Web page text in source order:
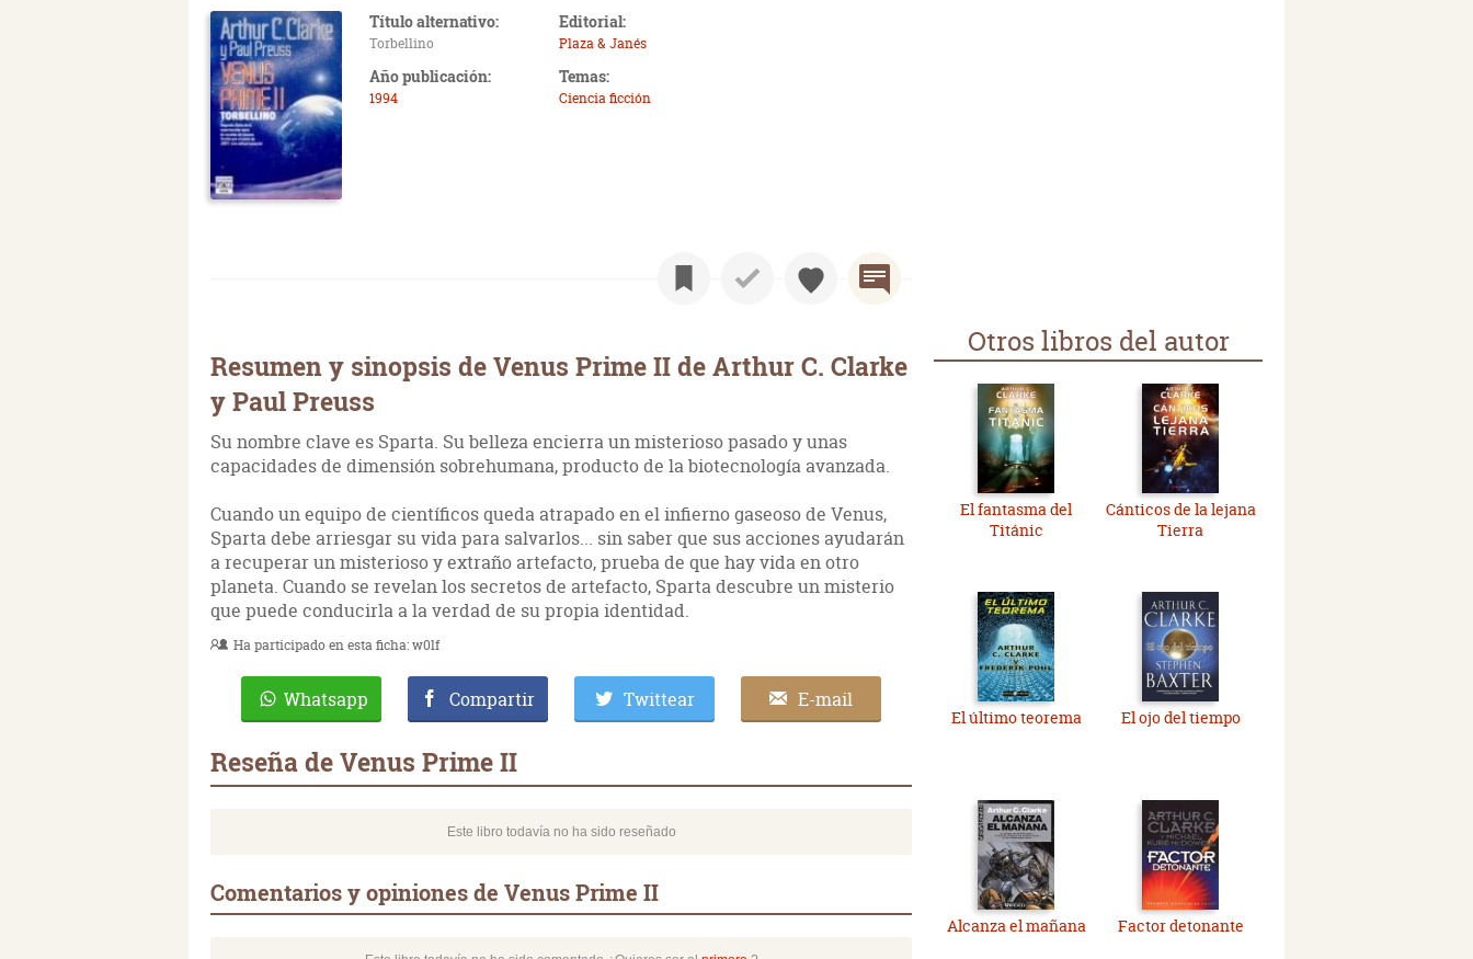
Título alternativo:
Torbellino
Editorial:
Plaza & Janés
Año publicación:
1994
Temas:
Ciencia ficción
Resumen y sinopsis de Venus Prime II de Arthur C. Clarke
y Paul Preuss
Su nombre clave es Sparta. Su belleza encierra un misterioso pasado y unas
capacidades de dimensión sobrehumana, producto de la biotecnología avanzada.
Cuando un equipo de científicos queda atrapado en el infierno gaseoso de Venus,
Sparta debe arriesgar su vida para salvarlos... sin saber que sus acciones ayudarán
a recuperar un misterioso y extraño artefacto, prueba de que hay vida en otro
planeta. Cuando se revelan los secretos de artefacto, Sparta descubre un misterio
que puede conducirla a la verdad de su propia identidad.
Ha participado en esta ficha:w0lf
Whatsapp Compartir Twittear E-mail
Reseña de Venus Prime II
Este libro todavía no ha sido reseñado
Comentarios y opiniones de Venus Prime II
Otros libros del autor
El fantasma del
Titánic
Cánticos de la lejana
Tierra
El último teorema El ojo del tiempo
Alcanza el mañana Factor detonante